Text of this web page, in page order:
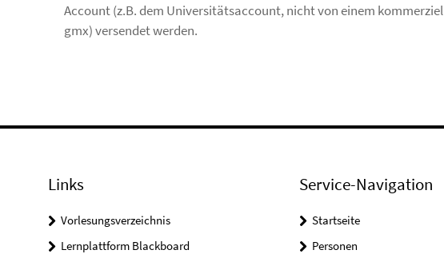
Account (z.B. dem Universitätsaccount, nicht von einem
gmx) versendet werden.
Links
Vorlesungsverzeichnis
Lernplattform Blackboard
Service-Navigation
Startseite
Personen